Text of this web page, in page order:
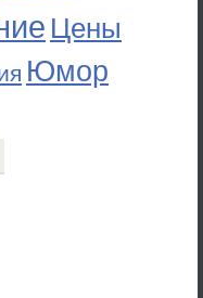
Цены
Юмор